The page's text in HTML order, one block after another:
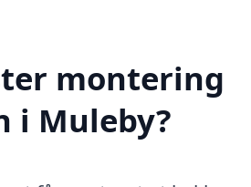
montering
i Muleby?